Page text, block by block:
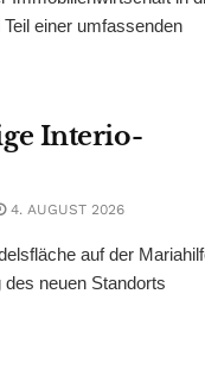
einer umfassenden
Interio-
4. AUGUST 2026
auf der
neuen Standorts